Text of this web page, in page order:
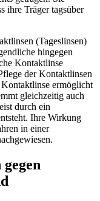
ihre Träger tagsüber
(Tageslinsen)
hingegen
Kontaktlinse
der Kontaktlinsen
ermöglicht
gleichzeitig auch
durch ein
Ihre Wirkung
in einer